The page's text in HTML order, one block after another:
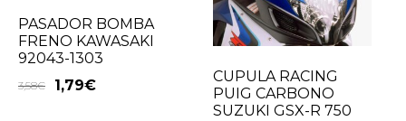
PASADOR BOMBA
FRENO KAWASAKI
92043-1303
3,58€ 1,79€
CUPULA RACING
PUIG CARBONO
SUZUKI GSX-R 750